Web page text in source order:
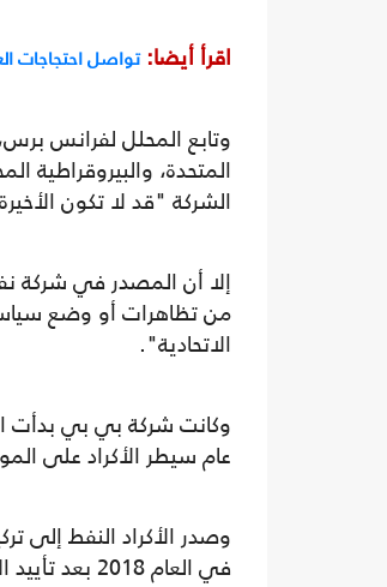
اقرأ أيضا:تواصل احتجاجات
وتابع المحلل لفرانس
المتحدة، والبيروقراطية
الشركة "قد لا تكون
إلا أن المصدر في شركة
من تظاهرات أو وضع
الاتحادية".
عام سيطر الأكراد على
وصدر الأكراد النفط إلى
في العام 2018 بعد تأييد الاكراد استقلال إقليم كردستان في استفتاء مثير للجدل عارضته بغداد.